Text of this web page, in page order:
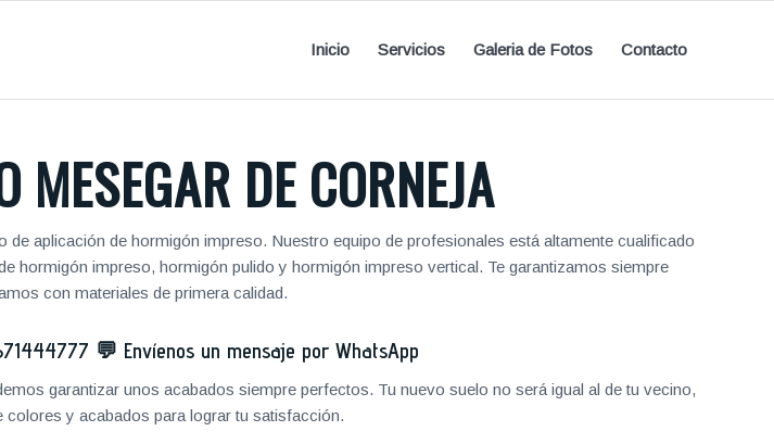
Inicio Servicios Galeria de Fotos Contacto
MESEGAR DE CORNEJA
de aplicación de hormigón impreso. Nuestro equipo de profesionales está altamente cualificado
hormigón impreso, hormigón pulido y hormigón impreso vertical. Te garantizamos siempre
con materiales de primera calidad.
💬 Envíenos un mensaje por WhatsApp
garantizar unos acabados siempre perfectos. Tu nuevo suelo no será igual al de tu vecino,
colores y acabados para lograr tu satisfacción.